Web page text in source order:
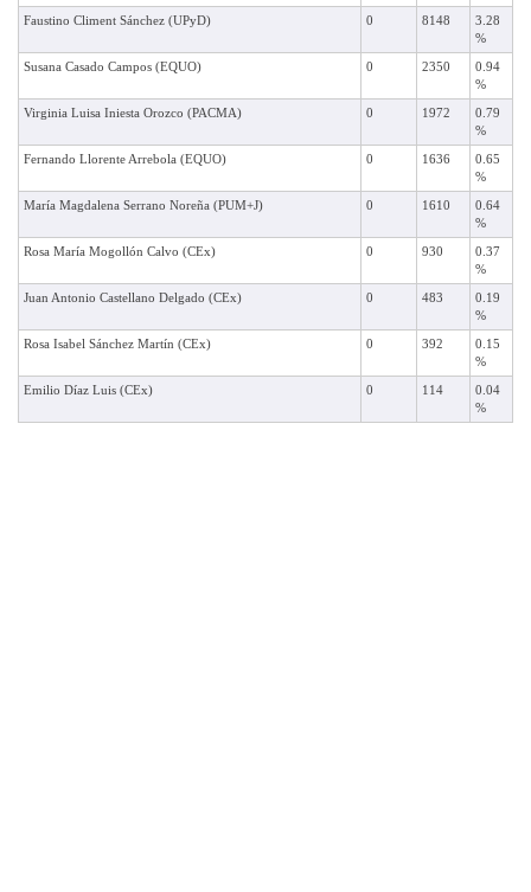
Faustino Climent Sánchez (UPyD) 0 8148
3.28
%
Susana Casado Campos (EQUO) 0 2350
0.94
%
Virginia Luisa Iniesta Orozco (PACMA) 0 1972
0.79
%
Fernando Llorente Arrebola (EQUO) 0 1636
0.65
%
María Magdalena Serrano Noreña (PUM+J) 0 1610
0.64
%
Rosa María Mogollón Calvo (CEx) 0 930
0.37
%
Juan Antonio Castellano Delgado (CEx) 0 483
0.19
%
Rosa Isabel Sánchez Martín (CEx) 0 392
0.15
%
Emilio Díaz Luis (CEx) 0 114
0.04
%